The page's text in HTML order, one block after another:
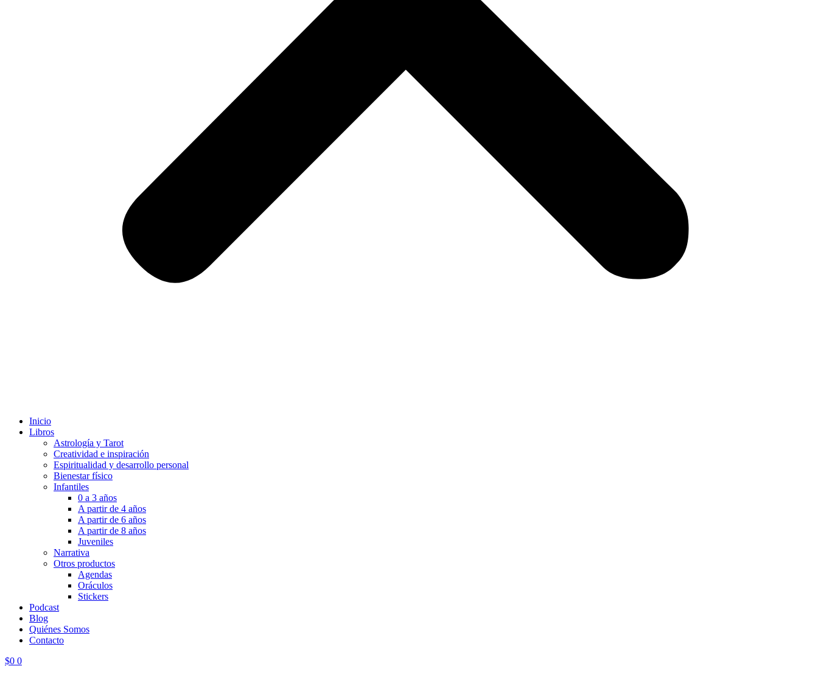
Inicio
Libros
Astrología y Tarot
Creatividad e inspiración
Espiritualidad y desarrollo personal
Bienestar físico
Infantiles
0 a 3 años
A partir de 4 años
A partir de 6 años
A partir de 8 años
Juveniles
Narrativa
Otros productos
Agendas
Oráculos
Stickers
Podcast
Blog
Quiénes Somos
Contacto
$0 0